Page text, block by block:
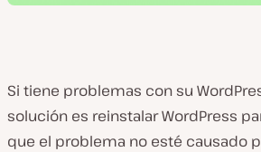
Si tiene problemas con su
solución es reinstalar WordPress
que el problema no esté causado